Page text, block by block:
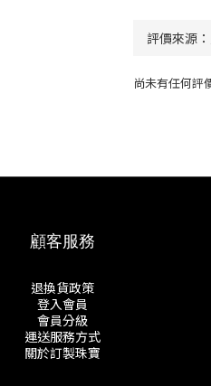
尚未有任何評
顧客服務
退換貨政策
登入會員
會員分級
運送服務方式
關於訂製珠寶